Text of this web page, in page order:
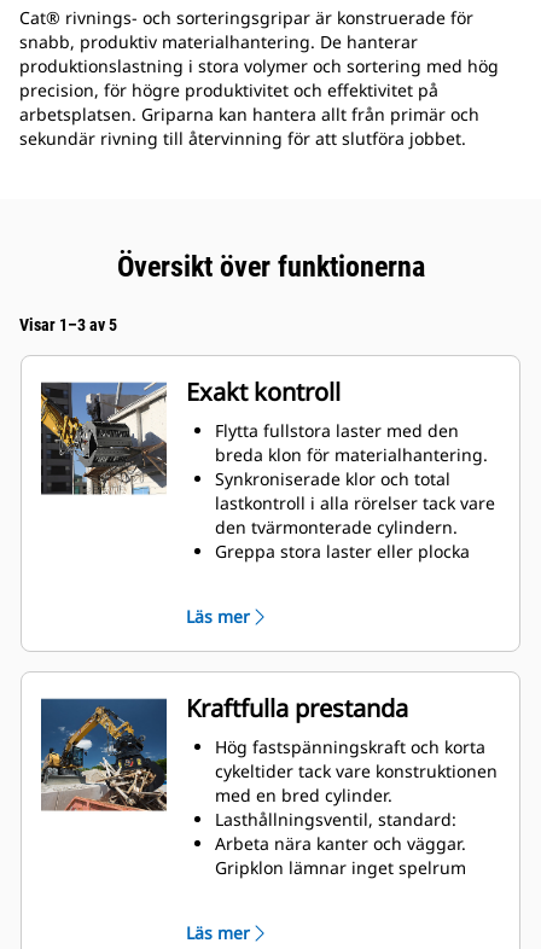
Cat® rivnings- och sorteringsgripar är konstruerade för
snabb, produktiv materialhantering. De hanterar
produktionslastning i stora volymer och sortering med hög
precision, för högre produktivitet och effektivitet på
arbetsplatsen. Griparna kan hantera allt från primär och
sekundär rivning till återvinning för att slutföra jobbet.
Översikt över funktionerna
Visar 1–3 av 5
Exakt kontroll
Flytta fullstora laster med den
breda klon för materialhantering.
Synkroniserade klor och total
lastkontroll i alla rörelser tack vare
den tvärmonterade cylindern.
Greppa stora laster eller plocka
vid kontakt mellan kanter.
Filtrera ut smuts och skräp via
skelettklor och perforerade klor,
som dessutom ger föraren bättre
översikt över lasten.
Snabb materialsortering gör det
smidigare att sortera direkt på
arbetsplatsen och innebär också
lägre tippavgifter.
Jämna rörelser tack vare dämpade
cylindrar.
under transporter.
Läs mer
Kraftfulla prestanda
Hög fastspänningskraft och korta
cykeltider tack vare konstruktionen
med en bred cylinder.
Lasthållningsventil, standard:
Arbeta nära kanter och väggar.
Gripklon lämnar inget spelrum
enkelt kommer åt hörnen i
Läs mer